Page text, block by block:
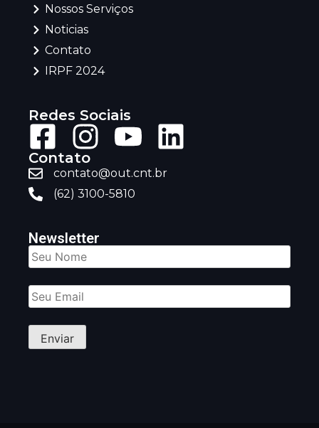
Nossos Serviços
Noticias
Contato
IRPF 2024
Redes Sociais
Contato
contato@out.cnt.br
(62) 3100-5810
Newsletter